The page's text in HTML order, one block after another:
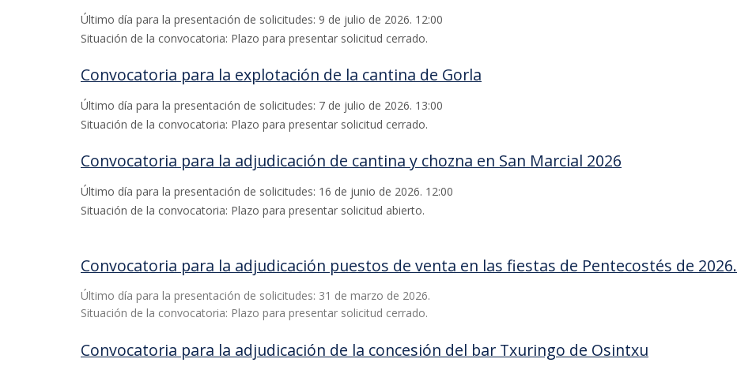
Último día para la presentación de solicitudes: 9 de julio de 2026. 12:00
Situación de la convocatoria: Plazo para presentar solicitud cerrado.
Convocatoria para la explotación de la cantina de Gorla
Último día para la presentación de solicitudes: 7 de julio de 2026. 13:00
Situación de la convocatoria: Plazo para presentar solicitud cerrado.
Convocatoria para la adjudicación de cantina y chozna en San Marcial 2026
Último día para la presentación de solicitudes: 16 de junio de 2026. 12:00
Situación de la convocatoria: Plazo para presentar solicitud abierto.
Convocatoria para la adjudicación puestos de venta en las fiestas de Pentecostés de 2026.
Último día para la presentación de solicitudes: 31 de marzo de 2026.
Situación de la convocatoria: Plazo para presentar solicitud cerrado.
Convocatoria para la adjudicación de la concesión del bar Txuringo de Osintxu